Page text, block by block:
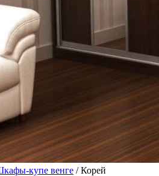
купе венге / Корей